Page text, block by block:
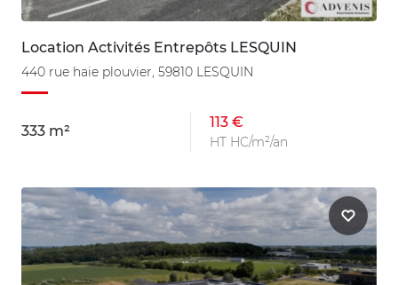
Location Activités Entrepôts LESQUIN
440 rue haie plouvier, 59810 LESQUIN
333 m²
113 €
HT HC/m²/an